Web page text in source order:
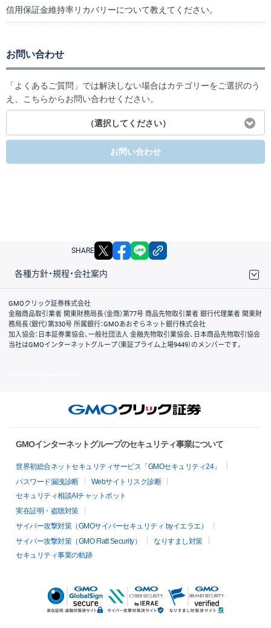
信用保証金維持率リカバリーについて教えてください。
お問い合わせ
「よくあるご質問」では解決しない場合はカテゴリーをご選択のう
え、こちらからお問い合わせください。
（選択してください）
お問い合わせ
SHARE X facebook
各種方針・規程・会社案内
取引規程・約款
サイトマップ
その他のご案内
個人情報保護方針
最良執行方針
サイトのご利用について
ディスクレイマー
信託保全
リスク説明
会社案内
GMOクリック証券株式会社
金融商品取引業者 関東財務局長（金商）第77号 商品先物取引業者 銀行代理業者 関東財
務局長（銀代）第330号 所属銀行：GMOあおぞらネット銀行株式会社
加入協会：日本証券業協会、一般社団法人 金融先物取引業協会、日本商品先物取引協会
当社はGMOインターネットグループ（東証プライム上場9449）のメンバーです。
GMOインターネットグループのセキュリティ事業について
世界初総合ネットセキュリティサービス「GMOセキュリティ24」
パスワード漏洩診断
Webサイトリスク診断
セキュリティ相談AIチャットボット
実在証明・盗聴対策
サイバー攻撃対策（GMOサイバーセキュリティ byイエラエ）
サイバー攻撃対策（GMO Flatt Security）
なりすまし対策
セキュリティ事業の軌跡